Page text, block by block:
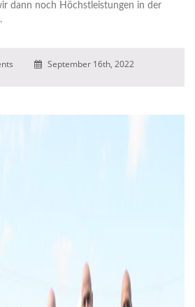
dann noch Höchstleistungen in der
September 16th, 2022